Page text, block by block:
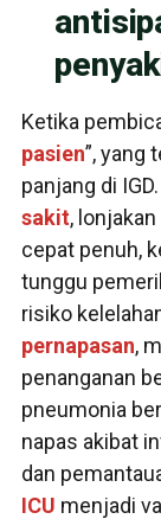
Ketika
pasien”, yang
panjang di
sakit,
cepat penuh,
tunggu
risiko
pernapasan,
penanganan
pneumonia
napas akibat
dan
ICU menjadi